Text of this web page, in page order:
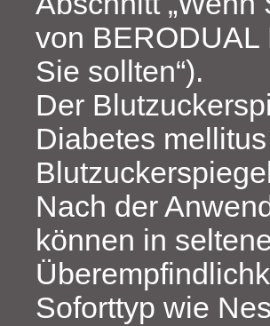
von
Sie sollten“).
Der
Diabetes
Nach der
können in
Soforttyp wie